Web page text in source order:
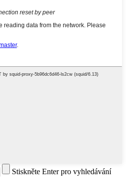
Stiskněte Enter pro vyhledávání